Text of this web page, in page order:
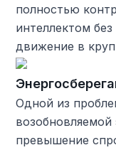
полностью
интеллектом
движение в
Одной из
возобновляемой
превышение